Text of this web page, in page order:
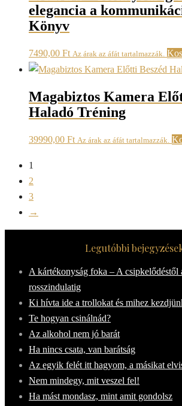
elegancia a
Könyv
7490,00 Ft Az árak az áfát tartalmazzák.
Magabiztos Kamera
Haladó Tréning
39990,00 Ft Az árak az áfát tartalmazzák.
1
2
3
→
Legutóbbi
A kártékonyság foka – A csipkelődéstől
rosszindulatig
Ki hívta ide a trollokat és mihez
Te hogyan csinálnád?
Az alkohol nem jó barát
Ha nincs csata, van barátság
Az egyik felét itt hagyom, a másikat
Nem mindegy, mit veszel fel!
Ha mást mondasz, mint amit gondolsz